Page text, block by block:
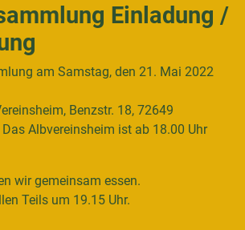
Einladung /
am Samstag, den 21. Mai 2022
Benzstr. 18, 72649
Albvereinsheim ist ab 18.00 Uhr
wir gemeinsam essen.
Teils um 19.15 Uhr.